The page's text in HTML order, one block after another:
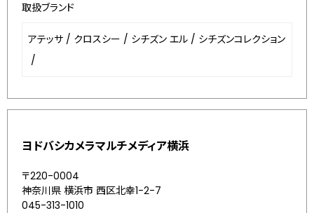
取扱ブランド
アテッサ / クロスシー / シチズン エル / シチズンコレクション
/
ヨドバシカメラマルチメディア横浜
〒220-0004
神奈川県 横浜市 西区北幸1-2-7
045-313-1010